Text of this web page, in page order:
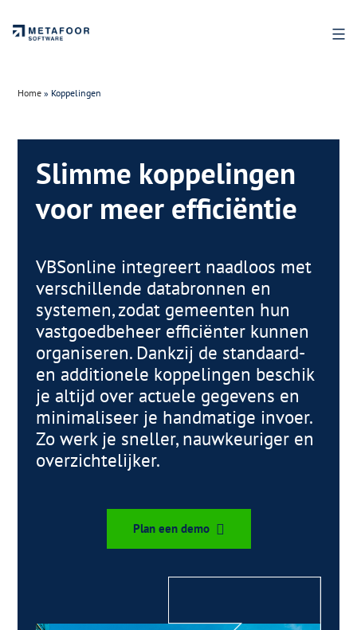
naar
Home » Koppelingen
Slimme koppelingen
voor meer efficiëntie
VBSonline integreert naadloos met
verschillende databronnen en
systemen, zodat gemeenten hun
vastgoedbeheer efficiënter kunnen
organiseren. Dankzij de standaard-
en additionele koppelingen beschik
je altijd over actuele gegevens en
minimaliseer je handmatige invoer.
Zo werk je sneller, nauwkeuriger en
overzichtelijker.
Plan een demo